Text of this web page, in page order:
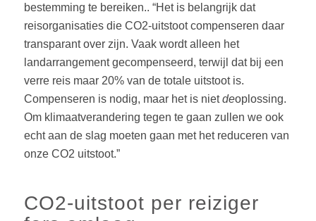
bestemming te bereiken.. “Het is belangrijk dat
reisorganisaties die CO2-uitstoot compenseren daar
transparant over zijn. Vaak wordt alleen het
landarrangement gecompenseerd, terwijl dat bij een
verre reis maar 20% van de totale uitstoot is.
Compenseren is nodig, maar het is nietdeoplossing.
Om klimaatverandering tegen te gaan zullen we ook
echt aan de slag moeten gaan met het reduceren van
onze CO2 uitstoot.”
CO2-uitstoot per reiziger